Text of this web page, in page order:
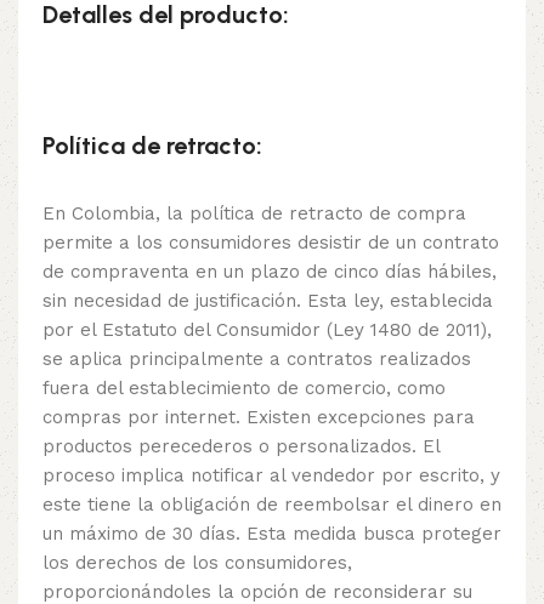
Detalles del producto:
Política de retracto:
En Colombia, la política de retracto de compra
permite a los consumidores desistir de un contrato
de compraventa en un plazo de cinco días hábiles,
sin necesidad de justificación. Esta ley, establecida
por el Estatuto del Consumidor (Ley 1480 de 2011),
se aplica principalmente a contratos realizados
fuera del establecimiento de comercio, como
compras por internet. Existen excepciones para
productos perecederos o personalizados. El
proceso implica notificar al vendedor por escrito, y
este tiene la obligación de reembolsar el dinero en
un máximo de 30 días. Esta medida busca proteger
los derechos de los consumidores,
proporcionándoles la opción de reconsiderar su